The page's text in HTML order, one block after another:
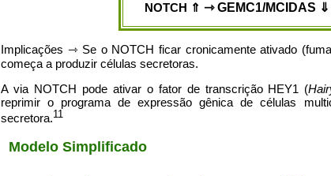
NOTCH ⇑ ⇾ GEMC1/MCIDAS ⇓
Implicações ⇾ Se o NOTCH ficar cronicamente ativado
começa a produzir células secretoras.
A via NOTCH pode ativar o fator de transcrição HEY1 (
reprimir o programa de expressão gênica de células
secretora.11
Modelo Simplificado